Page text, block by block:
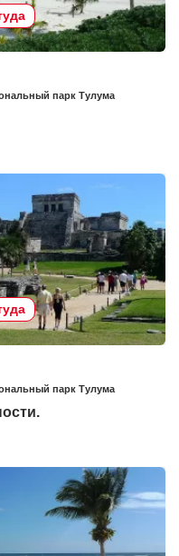
парк Тулума
парк Тулума